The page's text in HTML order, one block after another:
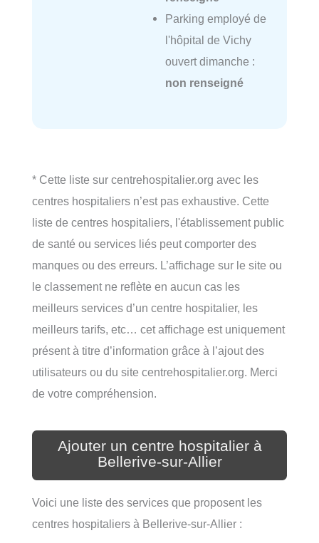
Parking employé de
l'hôpital de Vichy
ouvert dimanche :
non renseigné
* Cette liste sur centrehospitalier.org avec les
centres hospitaliers n’est pas exhaustive. Cette
liste de centres hospitaliers, l'établissement public
de santé ou services liés peut comporter des
manques ou des erreurs. L’affichage sur le site ou
le classement ne reflète en aucun cas les
meilleurs services d’un centre hospitalier, les
meilleurs tarifs, etc… cet affichage est uniquement
présent à titre d’information grâce à l’ajout des
utilisateurs ou du site centrehospitalier.org. Merci
de votre compréhension.
Ajouter un centre hospitalier à
Bellerive-sur-Allier
Voici une liste des services que proposent les
centres hospitaliers à Bellerive-sur-Allier :